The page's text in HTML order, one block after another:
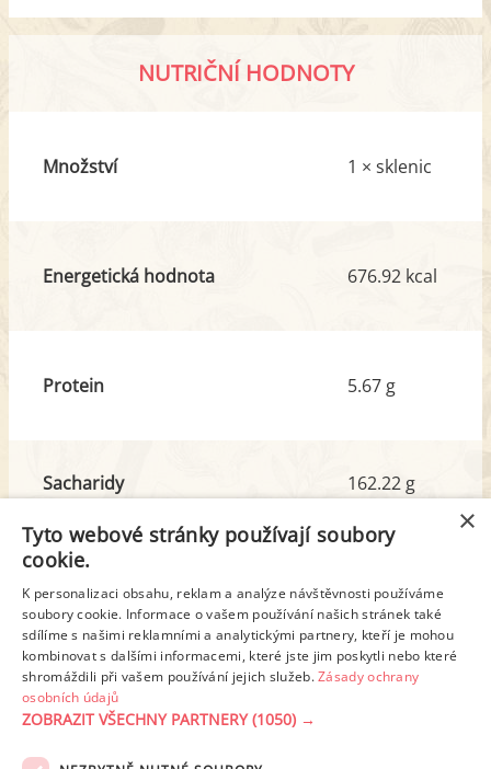
NUTRIČNÍ HODNOTY
Množství 1 × sklenic
Energetická hodnota 676.92 kcal
Protein 5.67 g
Sacharidy
z toho cukr
162.22 g
157.20 g
Tuk
z toho nas. mastné kyseliny
1.61 g
0.12 g
Detailní rozpis
×
Tyto webové stránky používají soubory
cookie.
K personalizaci obsahu, reklam a analýze návštěvnosti používáme
soubory cookie. Informace o vašem používání našich stránek také
sdílíme s našimi reklamními a analytickými partnery, kteří je mohou
kombinovat s dalšími informacemi, které jste jim poskytli nebo které
shromáždili při vašem používání jejich služeb.Zásady ochrany
osobních údajů
ZOBRAZIT VŠECHNY PARTNERY(1050) →